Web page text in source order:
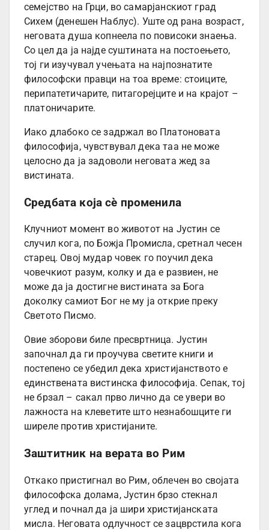
семејство на Грци, во самарјанскиот град
Сихем (денешен Наблус). Уште од рана возраст,
неговата душа копнеела по повисоки знаења.
Со цел да ја најде суштината на постоењето,
тој ги изучувал учењата на најпознатите
философски правци на тоа време: стоиците,
перипатетичарите, питагорејците и на крајот –
платоничарите.
Иако длабоко се задржал во Платоновата
философија, чувствувал дека таа не може
целосно да ја задоволи неговата жед за
вистината.
Средбата која сè променила
Клучниот момент во животот на Јустин се
случил кога, по Божја Промисла, сретнал чесен
старец. Овој мудар човек го поучил дека
човечкиот разум, колку и да е развиен, не
може да ја достигне вистината за Бога
доколку самиот Бог не му ја открие преку
Светото Писмо.
Овие зборови биле пресвртница. Јустин
започнал да ги проучува светите книги и
постепено се убедил дека христијанството е
единствената вистинска философија. Сепак, тој
не брзал – сакал прво лично да се увери во
лажноста на клеветите што незнабошците ги
ширеле против христијаните.
Заштитник на верата во Рим
Откако пристигнал во Рим, облечен во својата
философска долама, Јустин брзо стекнал
углед и почнал да ја шири христијанската
мисла. Неговата одлучност се зацврстила кога